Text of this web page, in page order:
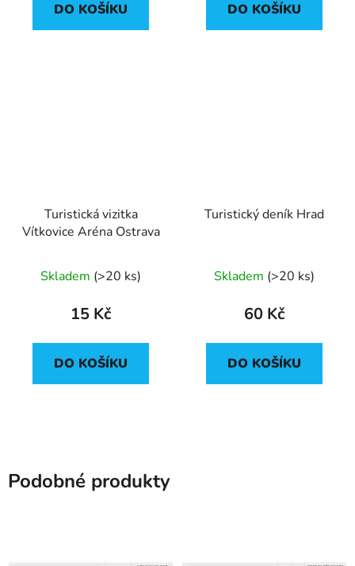
DO KOŠÍKU DO KOŠÍKU
Turistická vizitka
Vítkovice Aréna Ostrava
Skladem (>20 ks)
15 Kč
DO KOŠÍKU
Turistický deník Hrad
Skladem (>20 ks)
60 Kč
DO KOŠÍKU
Podobné produkty